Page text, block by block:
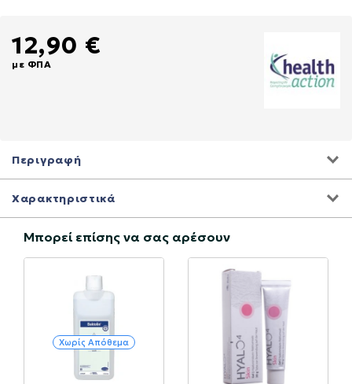
12,90 €
με ΦΠΑ
Περιγραφή
Χαρακτηριστικά
Μπορεί επίσης να σας αρέσουν
Χωρίς Απόθεμα